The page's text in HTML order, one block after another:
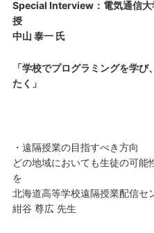
Special Interview：電気通信
授
中山 泰一 氏
「学校でプログラミングを学
たく」
・遠隔授業の目指すべき方向
どの地域においても生徒の可
を
北海道高等学校遠隔授業配信
紺谷 尊広 先生